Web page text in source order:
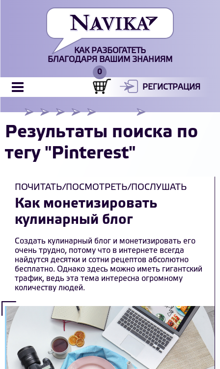
КАК РАЗБОГАТЕТЬ
БЛАГОДАРЯ ВАШИМ ЗНАНИЯМ
РЕГИСТРАЦИЯ
Результаты поиска по
тегу "Pinterest"
ПОЧИТАТЬ/ПОСМОТРЕТЬ/ПОСЛУШАТЬ
Как монетизировать
кулинарный блог
Создать кулинарный блог и монетизировать его
очень трудно, потому что в интернете всегда
найдутся десятки и сотни рецептов абсолютно
бесплатно. Однако здесь можно иметь гигантский
трафик, ведь эта тема интересна огромному
количеству людей.